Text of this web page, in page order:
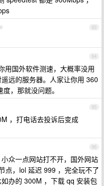
93
94
用国外软件测速，大概率没用
远的服务器。人家让你用 360
，那就没问题。
95
，打电话去投诉后变成
96
众一点网站打不开，国外网站
点，lol 延迟 999 ，完全玩不了
办的 300M ，下载 qq 安装包